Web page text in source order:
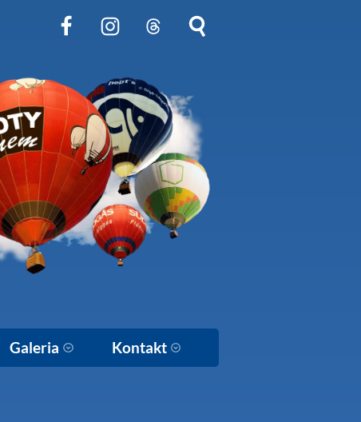
Galeria Kontakt